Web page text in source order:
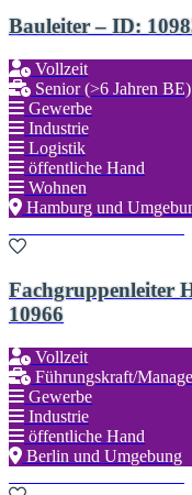
Bauleiter – ID:
Vollzeit
Senior (>6 Jahren BE)
Gewerbe
Industrie
Logistik
öffentliche Hand
Wohnen
Hamburg und
Fachgruppenleiter
10966
Vollzeit
Führungskraft/
Gewerbe
Industrie
öffentliche Hand
Berlin und Umgebung